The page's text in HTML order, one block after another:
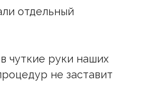
отдельный
чуткие руки наших
не заставит